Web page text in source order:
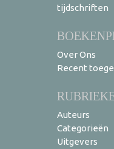
tijdschriften
Over Ons
Recent
Auteurs
Categorieën
Uitgevers